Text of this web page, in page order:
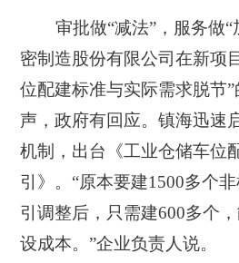
审批做“减法”，服务做
密制造股份有限公司在新项
位配建标准与实际需求脱节
声，政府有回应。镇海迅速
机制，出台《工业仓储车位
引》。“原本要建1500多个
引调整后，只需建600多个
设成本。”企业负责人说。